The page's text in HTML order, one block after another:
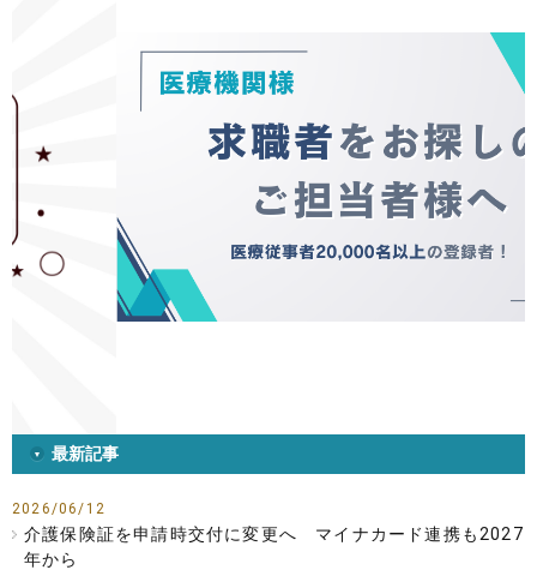
最新記事
2026/06/12
介護保険証を申請時交付に変更へ マイナカード連携も2027
年から